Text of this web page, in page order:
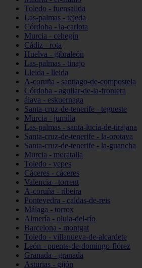
Toledo - fuensalida
Las-palmas - tejeda
Córdoba - la-carlota
Murcia - cehegín
Cádiz - rota
Huelva - gibraleón
Las-palmas - tinajo
Lleida - lleida
A-coruña - santiago-de-compostela
Córdoba - aguilar-de-la-frontera
álava - eskuernaga
Santa-cruz-de-tenerife - tegueste
Murcia - jumilla
Las-palmas - santa-lucía-de-tirajana
Santa-cruz-de-tenerife - la-orotava
Santa-cruz-de-tenerife - la-guancha
Murcia - moratalla
Toledo - yepes
Cáceres - cáceres
Valencia - torrent
A-coruña - ribeira
Pontevedra - caldas-de-reis
Málaga - torrox
Almería - olula-del-río
Barcelona - montgat
Toledo - villanueva-de-alcardete
León - puente-de-domingo-flórez
Granada - granada
Asturias - gijón